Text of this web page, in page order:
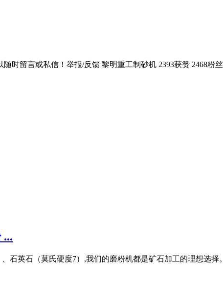
时留言或私信！举报/反馈 黎明重工制砂机 2393获赞 2468粉
...
石英石（莫氏硬度7）,我们的磨粉机都是矿石加工的理想选择。